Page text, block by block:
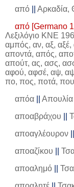
από|| Αρκαδία,
από [Germano
Λεξιλόγιο ΚΝΕ
αμπός, αν, αξ,
αποντά, απός,
απούτ, ας, ασς,
αφού, αφσέ, αψ,
πο, πος, ποτά,
απόα|| Απουλία
αποαβράχου
αποαγλέουρον||
αποαζίκου
αποαλημό||